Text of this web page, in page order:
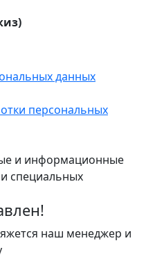
данных
персональных
и информационные
специальных
наш менеджер и